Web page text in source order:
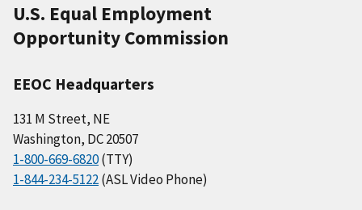
U.S. Equal Employment
Opportunity Commission
EEOC Headquarters
131 M Street, NE
Washington, DC 20507
1-800-669-6820(TTY)
1-844-234-5122(ASL Video Phone)